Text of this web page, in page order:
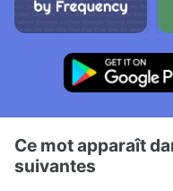
Ce mot apparaît
suivantes